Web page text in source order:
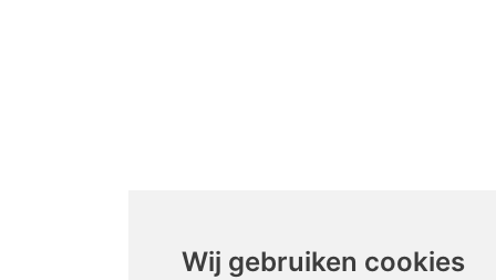
Wij gebruiken cookies